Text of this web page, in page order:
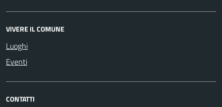
VIVERE IL COMUNE
Luoghi
Eventi
CONTATTI